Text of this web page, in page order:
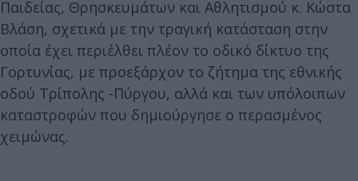
Παιδείας, Θρησκευμάτων και Αθλητισμού κ. Κώστα
Βλάση, σχετικά με την τραγική κατάσταση στην
οποία έχει περιέλθει πλέον το οδικό δίκτυο της
Γορτυνίας, με προεξάρχον το ζήτημα της εθνικής
οδού Τρίπολης -Πύργου, αλλά και των υπόλοιπων
καταστροφών που δημιούργησε ο περασμένος
χειμώνας.